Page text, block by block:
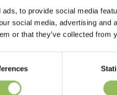
to provide social media
social media, advertising and
or that they’ve collected from